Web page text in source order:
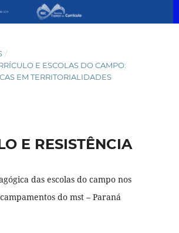
/
E ESCOLAS DO CAMPO:
EM TERRITORIALIDADES
E RESISTÊNCIA
das escolas do campo nos
do mst – Paraná